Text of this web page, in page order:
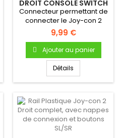
DROIT CONSOLE SWITCH
2 - AVEC NAPPE
Connecteur permettant de
connecter le Joy-con 2
Droit à la console Switch 2
9,99 €
Ajouter au panier
Détails